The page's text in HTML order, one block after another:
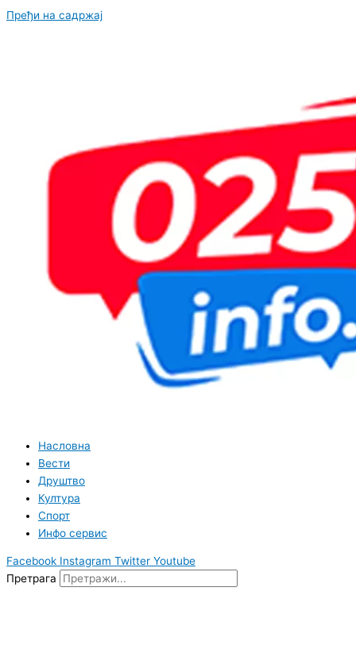
Пређи на садржај
Насловна
Вести
Друштво
Култура
Спорт
Инфо сервис
Facebook Instagram Twitter Youtube
Претрага